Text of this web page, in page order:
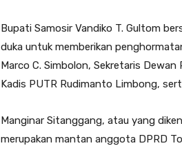
Bupati Samosir Vandiko T. Gultom
duka untuk memberikan
Marco C. Simbolon, Sekretaris Dewan
Kadis PUTR Rudimanto Limbong,
Manginar Sitanggang, atau yang
merupakan mantan anggota DPRD